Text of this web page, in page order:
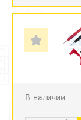
В наличии